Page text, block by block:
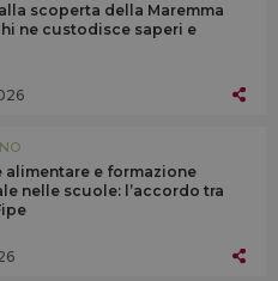
scoperta della Maremma
ne custodisce saperi e
alimentare e formazione
nelle scuole: l’accordo tra